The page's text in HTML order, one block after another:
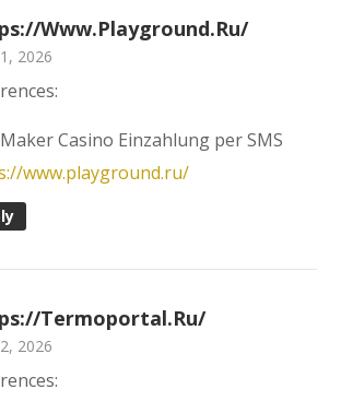
www.playground.ru/
2026
Casino Einzahlung per SMS
www.playground.ru/
termoportal.ru/
2026